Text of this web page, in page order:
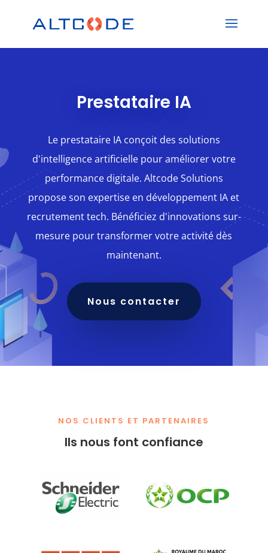
Prestataire IA
Le prestataire IA conçoit des solutions
d'intelligence artificielle pour améliorer votre
performance digitale. Altcode Solutions
propose son expertise en développement IA et
recrutement tech. Bénéficiez d'innovations sur-
mesure pour transformer votre activité dès
maintenant.
Nous contacter
NOS CLIENTS ET PARTENAIRES
Ils nous font confiance